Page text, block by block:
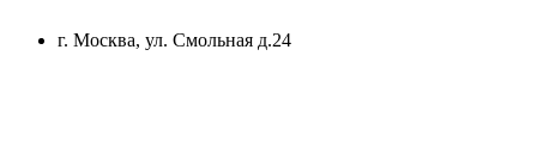
г. Москва, ул. Смольная д.24